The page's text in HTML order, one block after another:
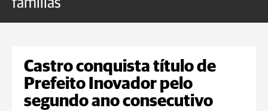
famílias
Castro conquista título de
Prefeito Inovador pelo
segundo ano consecutivo